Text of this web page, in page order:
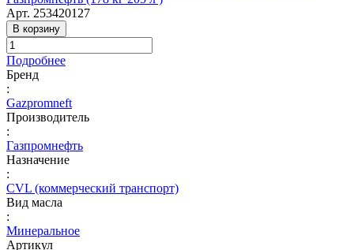
Арт. 253420127
В корзину
Подробнее
Бренд
:
Gazpromneft
Производитель
:
Газпромнефть
Назначение
:
CVL (коммерческий транспорт)
Вид масла
:
Минеральное
Артикул